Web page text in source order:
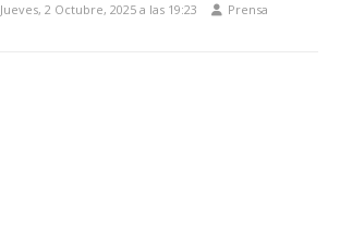
Jueves, 2 Octubre, 2025 a las 19:23 Prensa